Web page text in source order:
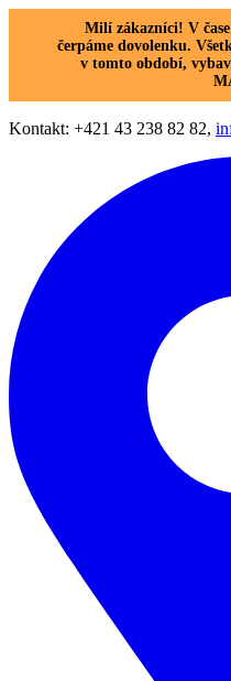
Milí zákazníci! V
čerpáme dovolenku.
v tomto období,
Kontakt: +421 43 238 82 82,